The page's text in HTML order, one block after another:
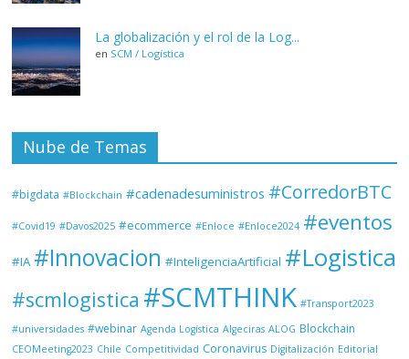
La globalización y el rol de la Log...
en SCM / Logística
Nube de Temas
#bigdata #Blockchain #cadenadesuministros #CorredorBTC
#Covid19 #Davos2025 #ecommerce #Enloce #Enloce2024 #eventos
#IA #Innovacion #InteligenciaArtificial #Logistica
#scmlogistica #SCMTHINK #Transport2023
#universidades #webinar Agenda Logística Algeciras ALOG Blockchain
CEOMeeting2023 Chile Competitividad Coronavirus Digitalización Editorial